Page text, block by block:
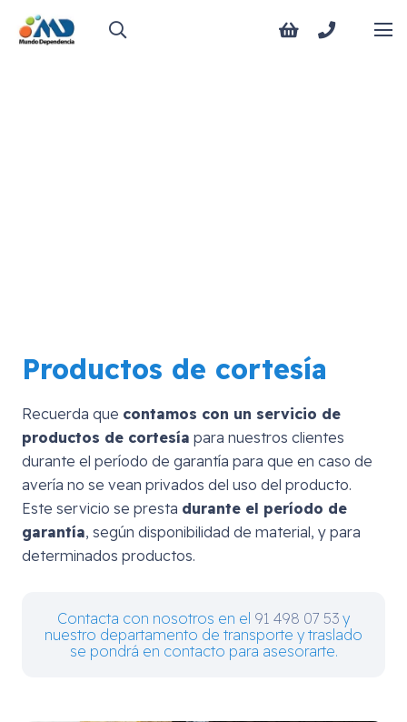
Productos de cortesía
Recuerda que contamos con un servicio de
productos de cortesía para nuestros clientes
durante el período de garantía para que en caso de
avería no se vean privados del uso del producto.
Este servicio se presta durante el período de
garantía, según disponibilidad de material, y para
determinados productos.
Contacta con nosotros en el 91 498 07 53 y
nuestro departamento de transporte y traslado
se pondrá en contacto para asesorarte.